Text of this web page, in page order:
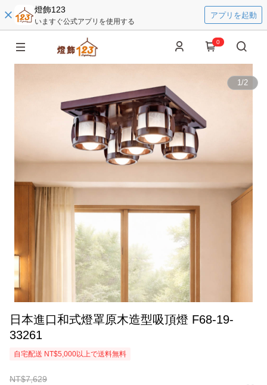
燈飾123
いますぐ公式アプリを使用する
アプリを起動
0
1/2
日本進口和式燈罩原木造型吸頂燈 F68-19-
33261
自宅配送 NT$5,000以上で送料無料
NT$7,629